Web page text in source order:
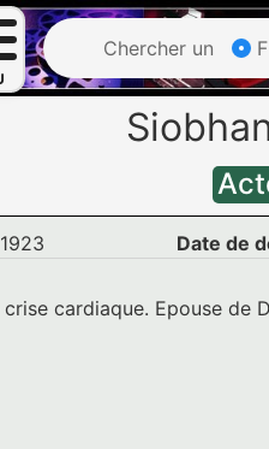
Chercher un
Date de
crise cardiaque. Epouse de